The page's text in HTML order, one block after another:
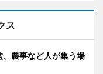
ス
農事など人が集う場